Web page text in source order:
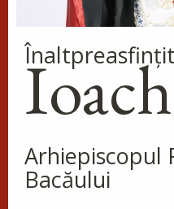
văzut o lumină care
lumină venea de la
Arhiepiscopul
Bacăului